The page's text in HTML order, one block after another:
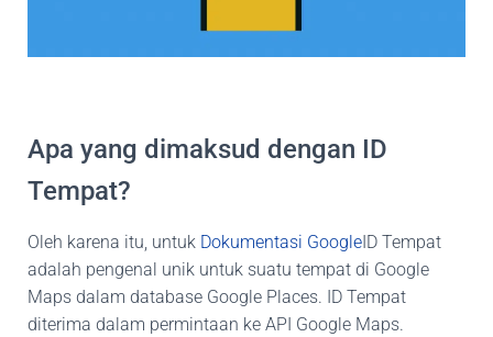
Apa yang dimaksud dengan ID
Tempat?
Oleh karena itu, untuk Dokumentasi GoogleID Tempat
adalah pengenal unik untuk suatu tempat di Google
Maps dalam database Google Places. ID Tempat
diterima dalam permintaan ke API Google Maps.